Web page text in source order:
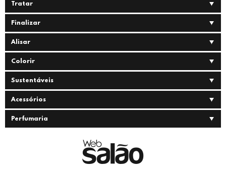
Tratar
Finalizar
Alisar
Colorir
Sustentáveis
Acessórios
Perfumaria